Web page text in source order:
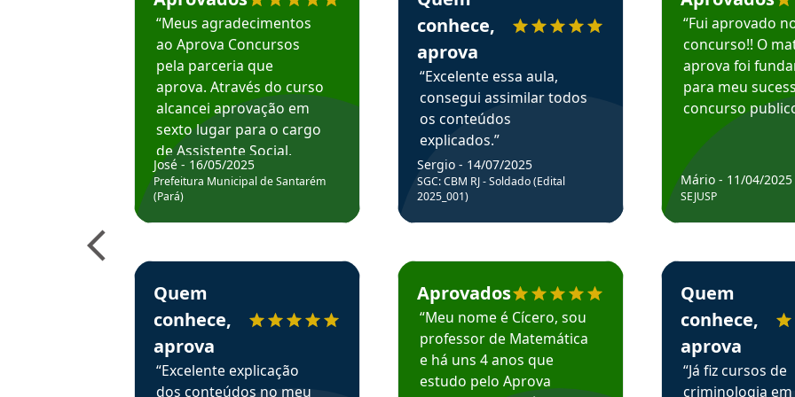
“Meus agradecimentos
ao Aprova Concursos
pela parceria que
aprova. Através do curso
alcancei aprovação em
sexto lugar para o cargo
de Assistente Social.
Hoje estou atuando na
Prefeitura de Santarém.
José - 16/05/2025
Prefeitura Municipal de Santarém
(Pará)
Estudante Elais recomenda o Aprova Concursos em depoimento
Quem
conhece,
aprova
“Excelente explicação
dos conteúdos no meu
conhece,
aprova
“Excelente essa aula,
consegui assimilar todos
os conteúdos
explicados.”
Sergio - 14/07/2025
SGC: CBM RJ - Soldado (Edital
2025_001)
Estudante Cicero recomenda o Aprova Concursos em depoimento
Aprovados
“Meu nome é Cícero, sou
professor de Matemática
e há uns 4 anos que
estudo pelo Aprova
“Fui aprovado
concurso!! O
aprova foi
para meu
concurso
Mário - 11/04/2025
SEJUSP
Estudante Henrique
Quem
conhece,
aprova
“Já fiz cursos de
criminologia em